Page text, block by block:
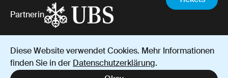
Diese Website verwendet Cookies. Mehr Informationen
finden Sie in der Datenschutzerklärung.
Partnerin
Instagram
YouTube
Facebook